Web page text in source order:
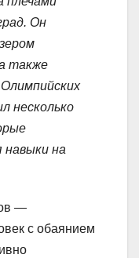
Он
также
несколько
навыки на
—
с обаянием